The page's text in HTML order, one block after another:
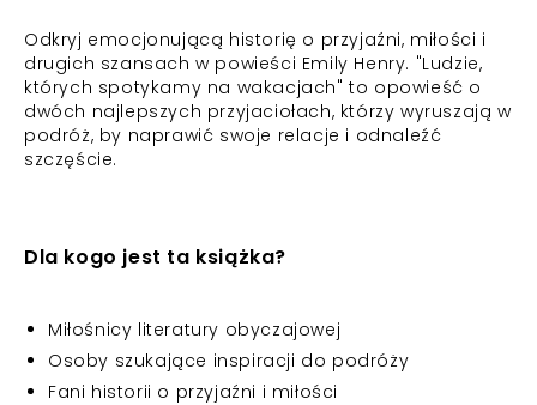
Odkryj emocjonującą historię o przyjaźni, miłości i
drugich szansach w powieści Emily Henry. "Ludzie,
których spotykamy na wakacjach" to opowieść o
dwóch najlepszych przyjaciołach, którzy wyruszają w
podróż, by naprawić swoje relacje i odnaleźć
szczęście.
Dla kogo jest ta książka?
Miłośnicy literatury obyczajowej
Osoby szukające inspiracji do podróży
Fani historii o przyjaźni i miłości